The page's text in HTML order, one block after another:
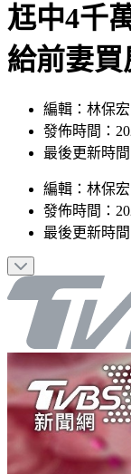
尪中4千
給前妻
編輯：林保宏
發佈時間：
最後更新時間
編輯 ： 林保宏
發佈時間：
最後更新時間